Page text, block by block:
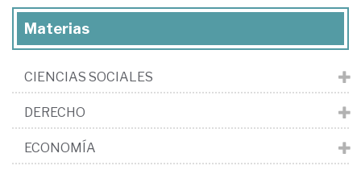
Materias
CIENCIAS SOCIALES
DERECHO
ECONOMÍA